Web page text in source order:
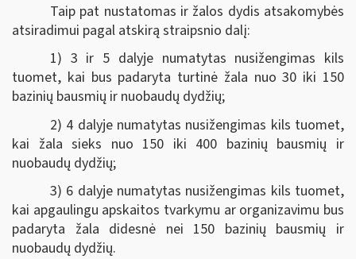
Taip pat nustatomas ir žalos dydis atsakomybės
atsiradimui pagal atskirą straipsnio dalį:
1) 3 ir 5 dalyje numatytas nusižengimas kils
tuomet, kai bus padaryta turtinė žala nuo 30 iki 150
bazinių bausmių ir nuobaudų dydžių;
2) 4 dalyje numatytas nusižengimas kils tuomet,
kai žala sieks nuo 150 iki 400 bazinių bausmių ir
nuobaudų dydžių;
3) 6 dalyje numatytas nusižengimas kils tuomet,
kai apgaulingu apskaitos tvarkymu ar organizavimu bus
padaryta žala didesnė nei 150 bazinių bausmių ir
nuobaudų dydžių.